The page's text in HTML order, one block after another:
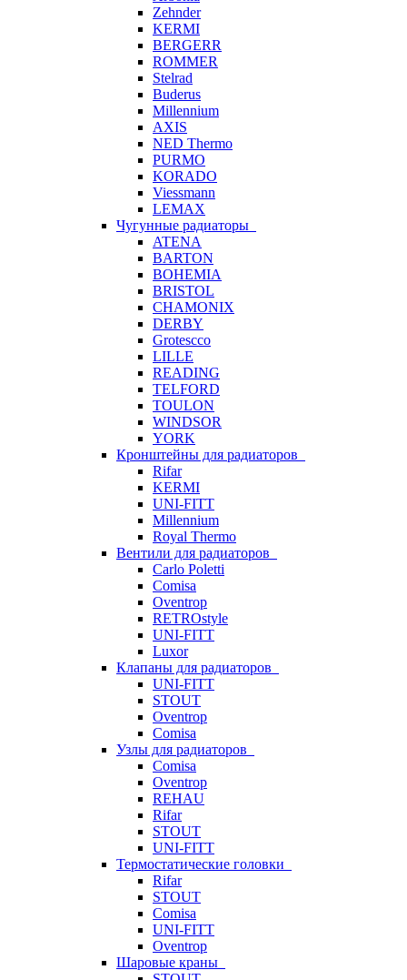
Zehnder
KERMI
BERGERR
ROMMER
Stelrad
Buderus
Millennium
AXIS
NED Thermo
PURMO
KORADO
Viessmann
LEMAX
Чугунные радиаторы
ATENA
BARTON
BOHEMIA
BRISTOL
CHAMONIX
DERBY
Grotescco
LILLE
READING
TELFORD
TOULON
WINDSOR
YORK
Кронштейны для радиаторов
Rifar
KERMI
UNI-FITT
Millennium
Royal Thermo
Вентили для радиаторов
Carlo Poletti
Comisa
Oventrop
RETROstyle
UNI-FITT
Luxor
Клапаны для радиаторов
UNI-FITT
STOUT
Oventrop
Comisa
Узлы для радиаторов
Comisa
Oventrop
REHAU
Rifar
STOUT
UNI-FITT
Термостатические головки
Rifar
STOUT
Comisa
UNI-FITT
Oventrop
Шаровые краны